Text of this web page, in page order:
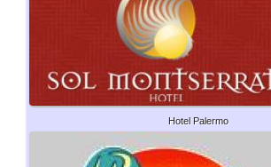
Hotel Palermo